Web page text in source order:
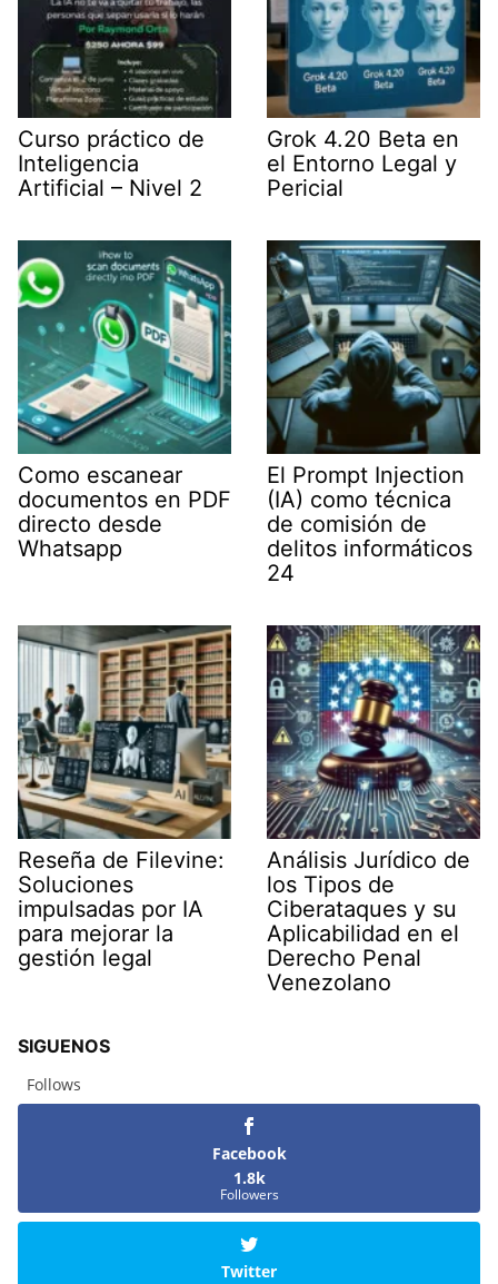
Curso práctico de
Inteligencia
Artificial – Nivel 2
Grok 4.20 Beta en
el Entorno Legal y
Pericial
Como escanear
documentos en PDF
directo desde
Whatsapp
El Prompt Injection
(IA) como técnica
de comisión de
delitos informáticos
24
Reseña de Filevine:
Soluciones
impulsadas por IA
para mejorar la
gestión legal
Análisis Jurídico de
los Tipos de
Ciberataques y su
Aplicabilidad en el
Derecho Penal
Venezolano
SIGUENOS
Follows
Facebook
1.8k
Followers
Twitter